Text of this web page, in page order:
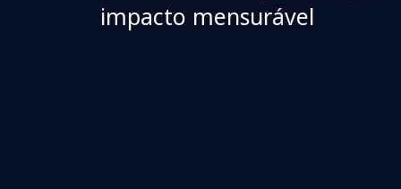
impacto mensurável